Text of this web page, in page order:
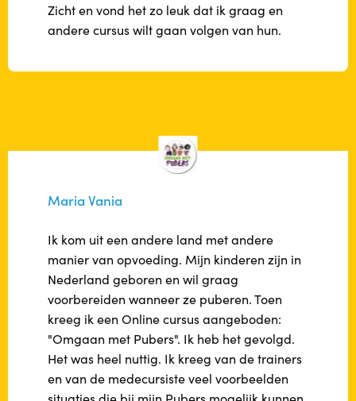
Zicht en vond het zo leuk dat ik graag en
andere cursus wilt gaan volgen van hun.
Maria Vania
Ik kom uit een andere land met andere
manier van opvoeding. Mijn kinderen zijn in
Nederland geboren en wil graag
voorbereiden wanneer ze puberen. Toen
kreeg ik een Online cursus aangeboden:
"Omgaan met Pubers". Ik heb het gevolgd.
Het was heel nuttig. Ik kreeg van de trainers
en van de medecursiste veel voorbeelden